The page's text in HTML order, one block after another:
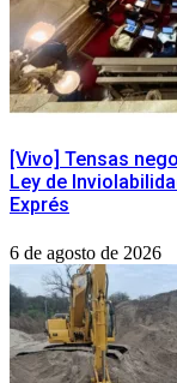
[Vivo] Tensas
Ley de
Exprés
6 de agosto de 2026